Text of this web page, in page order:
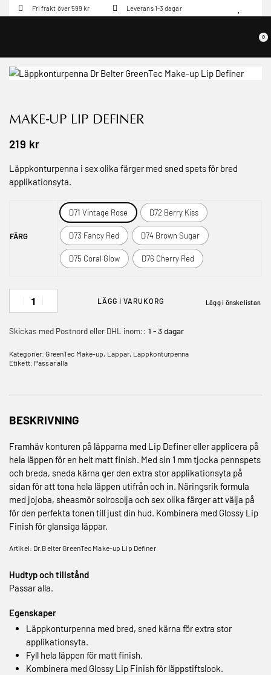
Fri frakt över 599 kr Leverans 1-3 dagar
0
MAKE-UP LIP DEFINER
219 kr
Läppkonturpenna i sex olika färger med sned spets för bred
applikationsyta.
FÄRG
D71 Vintage Rose D72 Berry Kiss
D73 Fancy Red D74 Brown Sugar
D75 Coral Glow D76 Cherry Red
LÄGG I VARUKORG Lägg i önskelistan
Skickas med Postnord eller DHL inom:: 1 - 3 dagar
Kategorier:GreenTec Make-up, Läppar, Läppkonturpenna
Etikett: Passar alla
BESKRIVNING
Framhäv konturen på läpparna med Lip Definer eller applicera på
hela läppen för en helt matt finish. Med sin 1 mm tjocka pennspets
och breda, sneda kärna ger den extra stor applikationsyta på
sidan för att tona hela läppen utifrån och in. Näringsrik formula
med jojoba, sheasmör solrosolja och sex olika färger att välja på
för den perfekta tonen till just din hud. Kombinera med Glossy Lip
Finish för glansiga läppar.
Artikel: Dr.Belter GreenTec Make-up Lip Definer
Hudtyp och tillstånd
Passar alla.
Egenskaper
Läppkonturpenna med bred, sned kärna för extra stor
applikationsyta.
Fyll hela läppen för matt finish.
Kombinera med Glossy Lip Finish för läppstiftslook.